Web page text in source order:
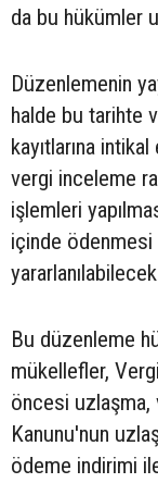
da bu hükümler
Düzenlemenin
halde bu tarihte
kayıtlarına
vergi inceleme
işlemleri
içinde ödenmesi
Bu düzenleme
mükellefler,
öncesi uzlaşma,
Kanunu'nun
ödeme indirimi